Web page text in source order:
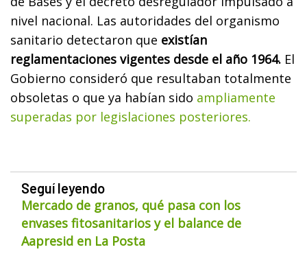
nivel nacional. Las autoridades del organismo
sanitario detectaron que existían
reglamentaciones vigentes desde el año 1964. El
Gobierno consideró que resultaban totalmente
obsoletas o que ya habían sido ampliamente
superadas por legislaciones posteriores.
Seguí leyendo
Mercado de granos, qué pasa con los
envases fitosanitarios y el balance de
Aapresid en La Posta